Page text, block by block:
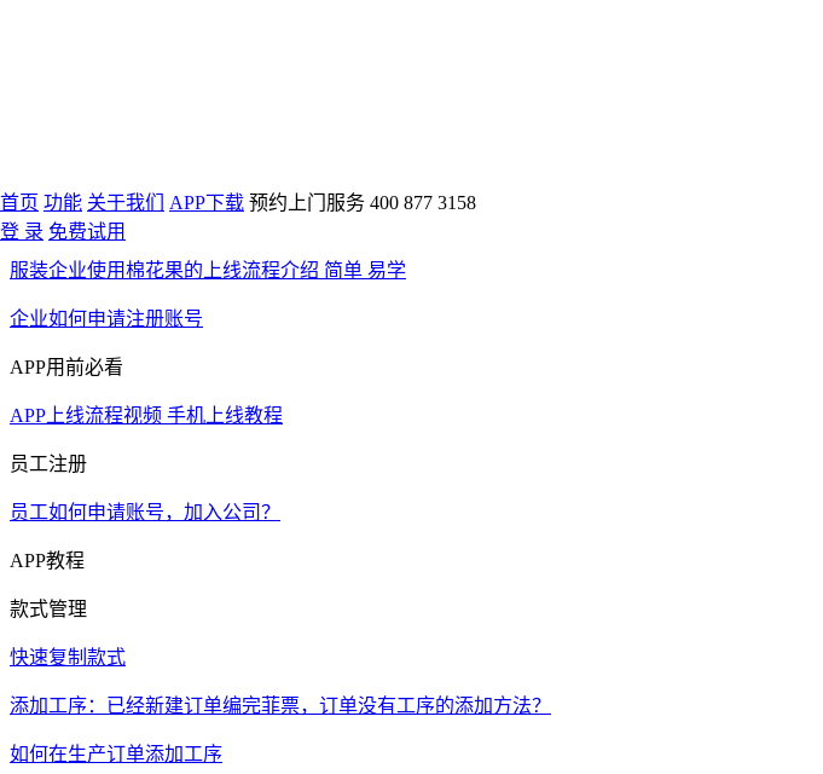
首页 功能 关于我们 APP下载 预约上门服务 400 877 3158
登 录 免费试用
电脑端使用流程
服装企业使用棉花果的上线流程介绍 简单 易学
企业如何申请注册账号
APP用前必看
APP上线流程视频 手机上线教程
员工注册
员工如何申请账号，加入公司？
APP教程
款式管理
快速复制款式
添加工序：已经新建订单编完菲票，订单没有工序的添加方法？
如何在生产订单添加工序